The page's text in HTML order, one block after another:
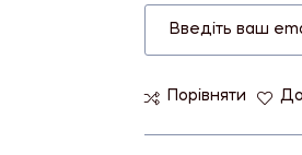
Порівняти